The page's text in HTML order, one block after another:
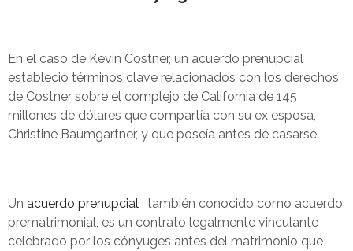
En el caso de Kevin Costner, un acuerdo prenupcial
estableció términos clave relacionados con los derechos
de Costner sobre el complejo de California de 145
millones de dólares que compartía con su ex esposa,
Christine Baumgartner, y que poseía antes de casarse.
Un acuerdo prenupcial , también conocido como acuerdo
prematrimonial, es un contrato legalmente vinculante
celebrado por los cónyuges antes del matrimonio que